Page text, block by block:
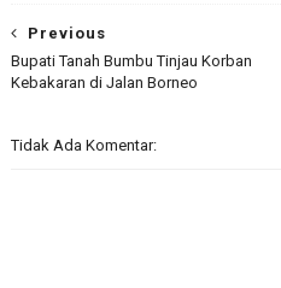
Previous
Bupati Tanah Bumbu Tinjau Korban
Kebakaran di Jalan Borneo
Tidak Ada Komentar: